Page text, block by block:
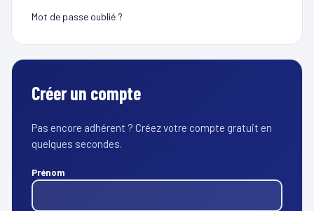
Mot de passe oublié ?
Créer un compte
Pas encore adhérent ? Créez votre compte gratuit en
quelques secondes.
Prénom